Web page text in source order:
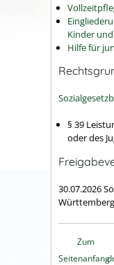
Kinder
Hilfe für
§ 39
oder des
30.07.2026
Württemberg
Zum
Seitenanfang